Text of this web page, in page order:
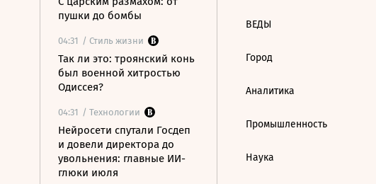
пушки до бомбы
04:31 / Стиль жизни
Так ли это: троянский конь
был военной хитростью
Одиссея?
04:31 / Технологии
Нейросети спутали Госдеп
и довели директора до
увольнения: главные ИИ-
глюки июля
ВЕДЫ
Город
Аналитика
Промышленность
Наука